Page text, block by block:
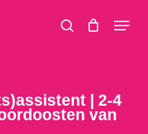
search
Menu
| 2-4
van